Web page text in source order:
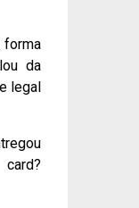
forma
da
legal